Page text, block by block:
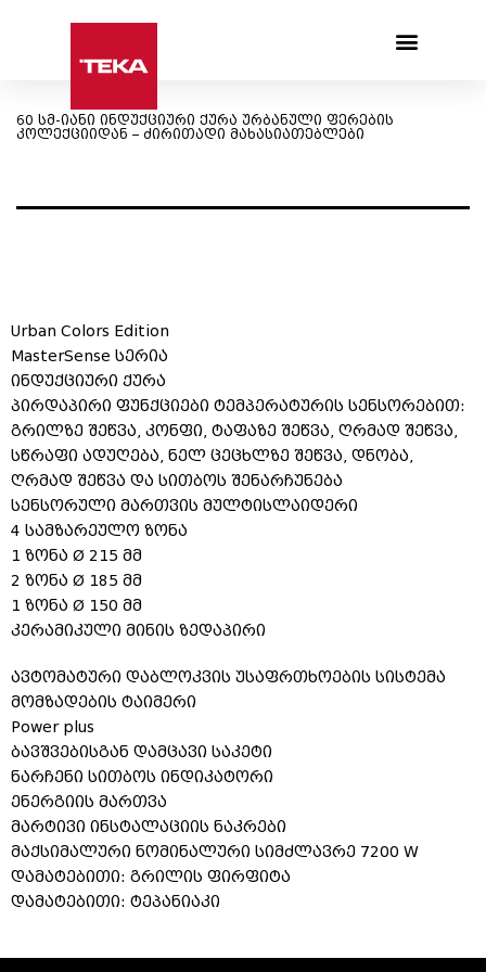
60 სმ-იანი ინდუქციური ქურა ურბანული ფერების
კოლექციიდან – ძირითადი მახასიათებლები
Urban Colors Edition
MasterSense სერია
ინდუქციური ქურა
პირდაპირი ფუნქციები ტემპერატურის სენსორებით:
გრილზე შეწვა, კონფი, ტაფაზე შეწვა, ღრმად შეწვა,
სწრაფი ადუღება, ნელ ცეცხლზე შეწვა, დნობა,
ღრმად შეწვა და სითბოს შენარჩუნება
სენსორული მართვის მულტისლაიდერი
4 სამზარეულო ზონა
1 ზონა Ø 215 მმ
2 ზონა Ø 185 მმ
1 ზონა Ø 150 მმ
კერამიკული მინის ზედაპირი
ავტომატური დაბლოკვის უსაფრთხოების სისტემა
მომზადების ტაიმერი
Power plus
ბავშვებისგან დამცავი საკეტი
ნარჩენი სითბოს ინდიკატორი
ენერგიის მართვა
მარტივი ინსტალაციის ნაკრები
მაქსიმალური ნომინალური სიმძლავრე 7200 W
დამატებითი: გრილის ფირფიტა
დამატებითი: ტეპანიაკი